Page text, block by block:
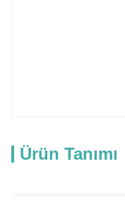
Ürün Tanımı